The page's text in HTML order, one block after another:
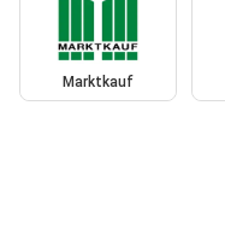
Marktkauf